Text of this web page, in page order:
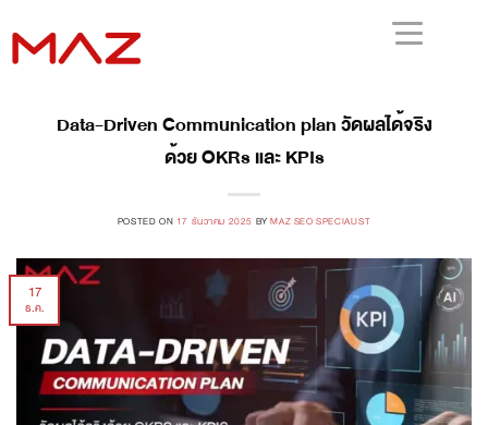
Data-Driven Communication plan วัดผลได้จริง
ด้วย OKRs และ KPIs
POSTED ON 17 ธันวาคม 2025 BYMAZ SEO SPECIALIST
17
ธ.ค.